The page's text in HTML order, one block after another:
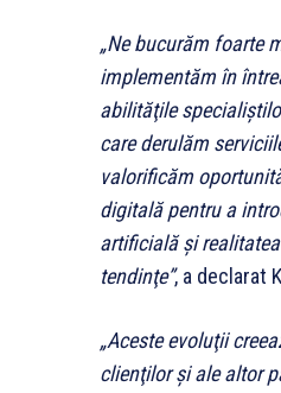
„Ne bucurăm foarte
implementăm în
abilităţile
care derulăm
valorificăm
digitală pentru a
artificială şi
tendinţe”, a declarat
„Aceste evoluţii
clienţilor şi ale altor